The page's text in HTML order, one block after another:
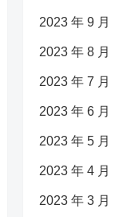
2023 年 9 月
2023 年 8 月
2023 年 7 月
2023 年 6 月
2023 年 5 月
2023 年 4 月
2023 年 3 月